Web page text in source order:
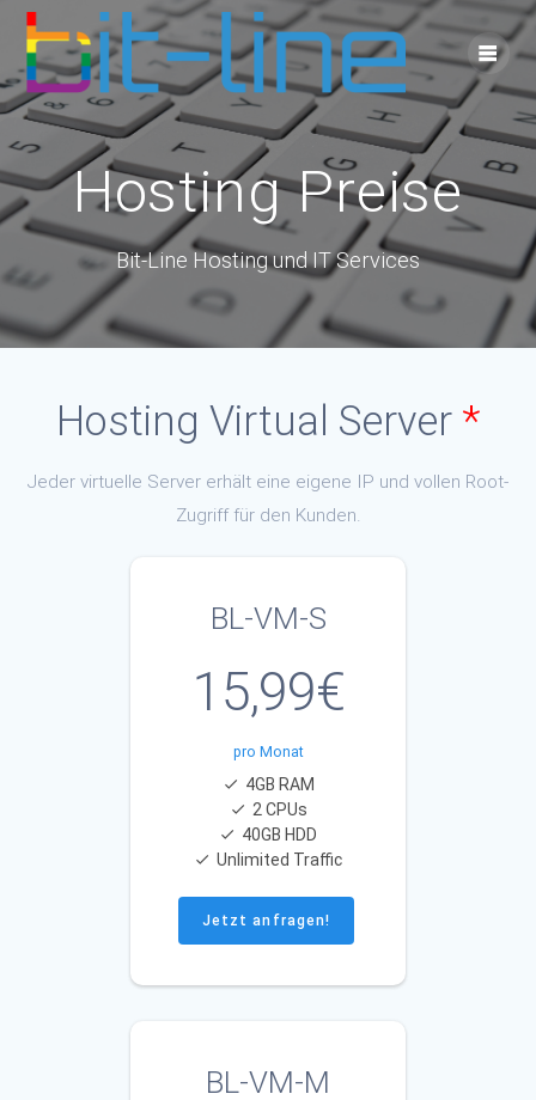
Skip
to
content
Hosting Preise
Bit-Line Hosting und IT Services
Hosting Virtual Server *
Jeder virtuelle Server erhält eine eigene IP und vollen Root-
Zugriff für den Kunden.
BL-VM-S
15,99€
pro Monat
4GB RAM
2 CPUs
40GB HDD
Unlimited Traffic
Jetzt anfragen!
BL-VM-M